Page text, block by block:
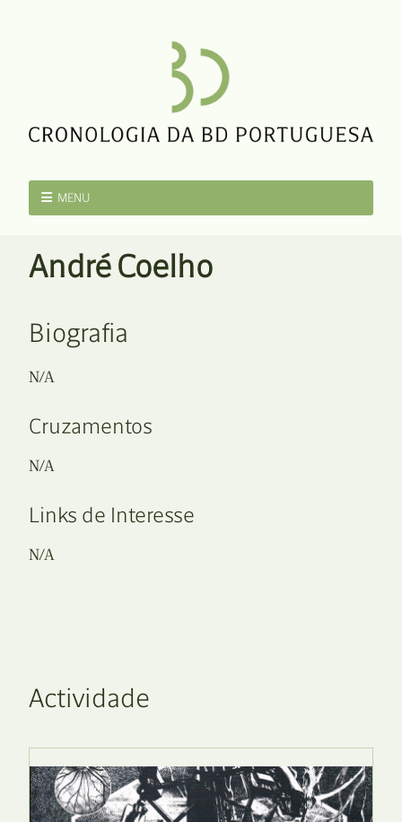
MENU
André Coelho
Biografia
N/A
Cruzamentos
N/A
Links de Interesse
N/A
Actividade